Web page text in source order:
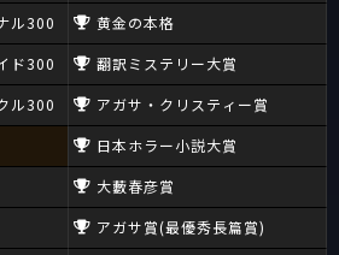
ル300
ド300
ル300
黄金の本格
翻訳ミステリー大賞
アガサ・クリスティー賞
日本ホラー小説大賞
大藪春彦賞
アガサ賞(最優秀長篇賞)